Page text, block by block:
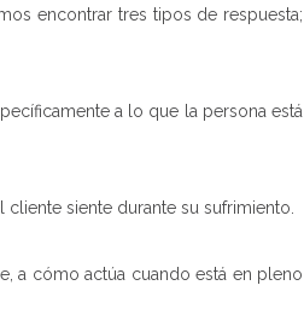
encontrar tres tipos de respuesta;
a lo que la persona está
siente durante su sufrimiento.
cómo actúa cuando está en pleno